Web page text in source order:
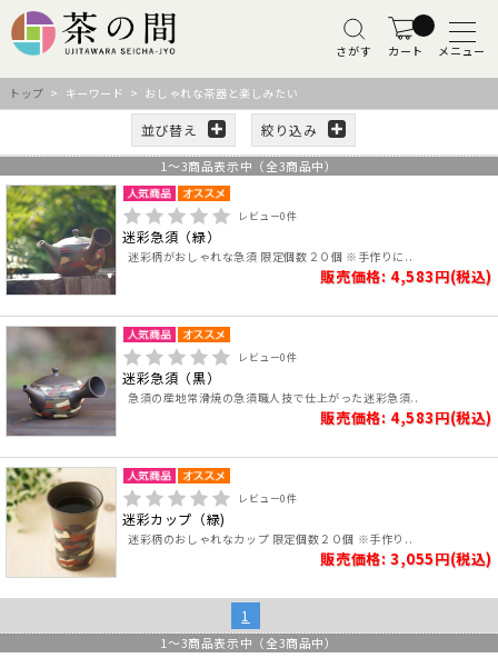
さがす カート メニュー
トップ > キーワード > おしゃれな茶器と楽しみたい
並び替え 絞り込み
1 ～3商品表示中（全3商品中）
レビュー0件
迷彩急須（緑）
迷彩柄がおしゃれな急須 限定個数２０個 ※手作りに..
販売価格: 4,583円(税込)
レビュー0件
迷彩急須（黒）
急須の産地常滑焼の急須職人技で仕上がった迷彩急須..
販売価格: 4,583円(税込)
レビュー0件
迷彩カップ（緑)
迷彩柄のおしゃれなカップ 限定個数２０個 ※手作り..
販売価格: 3,055円(税込)
1
1 ～3商品表示中（全3商品中）